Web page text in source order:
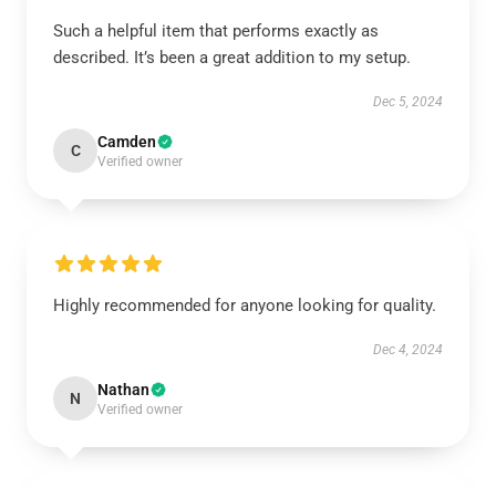
Such a helpful item that performs exactly as
described. It’s been a great addition to my setup.
Dec 5, 2024
C Camden
Verified owner
Highly recommended for anyone looking for quality.
Dec 4, 2024
N Nathan
Verified owner